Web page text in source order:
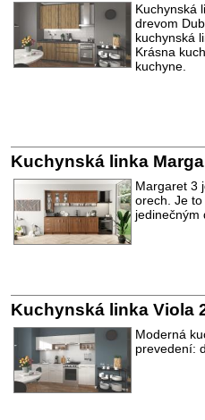
Kuchynská
drevom
kuchynská
Krásna
kuchyne.
Kuchynská linka
Margaret 3
orech. Je
jedinečným
Kuchynská linka Viola
Moderná
prevedení: